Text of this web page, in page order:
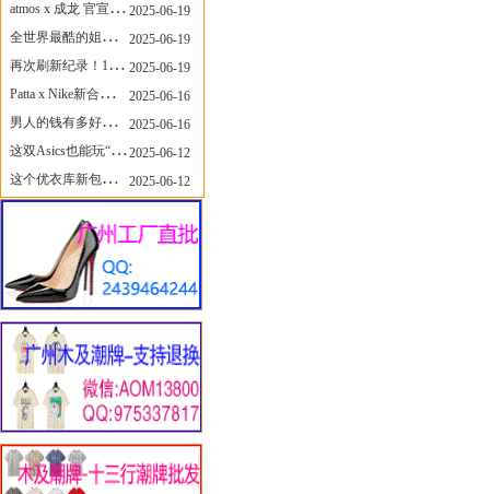
atmos x 成龙 官宣，《警察故事》联名短袖公布！
2025-06-19
全世界最酷的姐姐，和Nike联名的鞋要来了！
2025-06-19
再次刷新纪录！14只 LABUBU 共拍出240万元
2025-06-19
Patta x Nike新合作提前泄露，这次的服饰周边也有亮点？
2025-06-16
男人的钱有多好赚？四个大学生创业卖短裤，年销8个亿！
2025-06-16
这双Asics也能玩“牛仔感”？TOGA联名即将登场！
2025-06-12
这个优衣库新包，能火起来吗？
2025-06-12